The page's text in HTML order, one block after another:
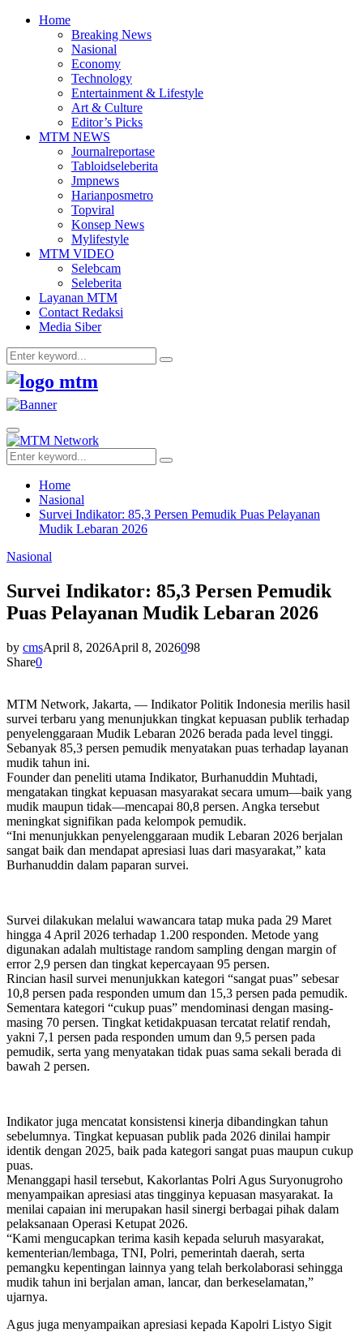
Home
Breaking News
Nasional
Economy
Technology
Entertainment & Lifestyle
Art & Culture
Editor’s Picks
MTM NEWS
Journalreportase
Tabloidseleberita
Jmpnews
Harianposmetro
Topviral
Konsep News
Mylifestyle
MTM VIDEO
Selebcam
Seleberita
Layanan MTM
Contact Redaksi
Media Siber
Search
for:
Search
Facebook
Twitter
Youtube
Primary
Menu
Search
for:
Search
Home
Nasional
Survei Indikator: 85,3 Persen Pemudik Puas Pelayanan
Mudik Lebaran 2026
Nasional
Survei Indikator: 85,3 Persen Pemudik
Puas Pelayanan Mudik Lebaran 2026
by cmsApril 8, 2026April 8, 2026098
Share0
MTM Network, Jakarta, — Indikator Politik Indonesia merilis hasil
survei terbaru yang menunjukkan tingkat kepuasan publik terhadap
penyelenggaraan Mudik Lebaran 2026 berada pada level tinggi.
Sebanyak 85,3 persen pemudik menyatakan puas terhadap layanan
mudik tahun ini.
Founder dan peneliti utama Indikator, Burhanuddin Muhtadi,
mengatakan tingkat kepuasan masyarakat secara umum—baik yang
mudik maupun tidak—mencapai 80,8 persen. Angka tersebut
meningkat signifikan pada kelompok pemudik.
“Ini menunjukkan penyelenggaraan mudik Lebaran 2026 berjalan
sangat baik dan mendapat apresiasi luas dari masyarakat,” kata
Burhanuddin dalam paparan survei.
Survei dilakukan melalui wawancara tatap muka pada 29 Maret
hingga 4 April 2026 terhadap 1.200 responden. Metode yang
digunakan adalah multistage random sampling dengan margin of
error 2,9 persen dan tingkat kepercayaan 95 persen.
Rincian hasil survei menunjukkan kategori “sangat puas” sebesar
10,8 persen pada responden umum dan 15,3 persen pada pemudik.
Sementara kategori “cukup puas” mendominasi dengan masing-
masing 70 persen. Tingkat ketidakpuasan tercatat relatif rendah,
yakni 7,1 persen pada responden umum dan 9,5 persen pada
pemudik, serta yang menyatakan tidak puas sama sekali berada di
bawah 2 persen.
Indikator juga mencatat konsistensi kinerja dibandingkan tahun
sebelumnya. Tingkat kepuasan publik pada 2026 dinilai hampir
identik dengan 2025, baik pada kategori sangat puas maupun cukup
puas.
Menanggapi hasil tersebut, Kakorlantas Polri Agus Suryonugroho
menyampaikan apresiasi atas tingginya kepuasan masyarakat. Ia
menilai capaian ini merupakan hasil sinergi berbagai pihak dalam
pelaksanaan Operasi Ketupat 2026.
“Kami mengucapkan terima kasih kepada seluruh masyarakat,
kementerian/lembaga, TNI, Polri, pemerintah daerah, serta
pemangku kepentingan lainnya yang telah berkolaborasi sehingga
mudik tahun ini berjalan aman, lancar, dan berkeselamatan,”
ujarnya.
Agus juga menyampaikan apresiasi kepada Kapolri Listyo Sigit